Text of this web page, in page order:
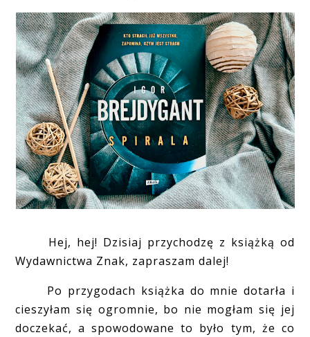
Hej, hej! Dzisiaj przychodzę z książką od
Wydawnictwa Znak, zapraszam dalej!
Po przygodach książka do mnie dotarła i
cieszyłam się ogromnie, bo nie mogłam się jej
doczekać, a spowodowane to było tym, że co